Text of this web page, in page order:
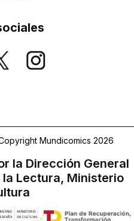
Mundicomics 2026
la Dirección General
Lectura, Ministerio